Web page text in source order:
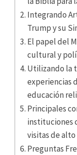
Integrando
Trump y su
El papel del
cultural y
Utilizando la
experiencias
educación
Principales
instituciones
visitas de
Preguntas